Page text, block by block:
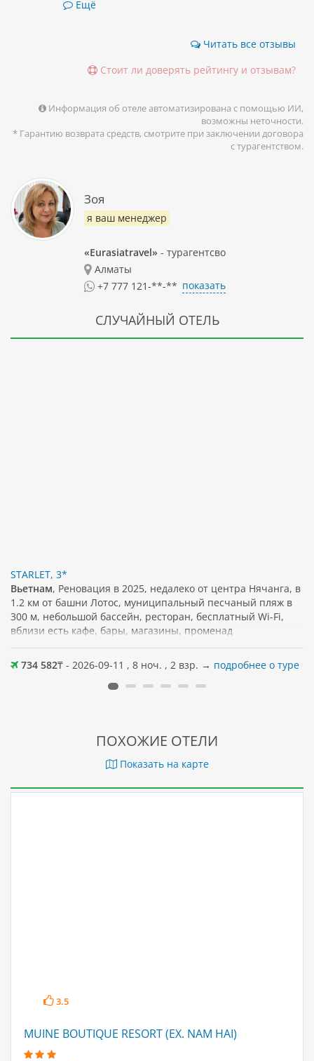
Ещё
Читать все отзывы
Стоит ли доверять рейтингу и отзывам?
Информация об отеле автоматизирована с помощью ИИ,
возможны неточности.
* Гарантию возврата средств, смотрите при заключении договора
с турагентством.
Зоя
я ваш менеджер
«Eurasiatravel» - турагентсво
Алматы
+7 777 121-**-** показать
СЛУЧАЙНЫЙ ОТЕЛЬ
STARLET, 3*
Вьетнам, Реновация в 2025, недалеко от центра Нячанга, в
1.2 км от башни Лотос, муниципальный песчаный пляж в
300 м, небольшой бассейн, ресторан, бесплатный Wi-Fi,
вблизи есть кафе, бары, магазины, променад
734 582₸ - 2026-09-11 , 8 ноч. , 2 взр. → подробнее о туре
ПОХОЖИЕ ОТЕЛИ
Показать на карте
3.5
MUINE BOUTIQUE RESORT (EX. NAM HAI)